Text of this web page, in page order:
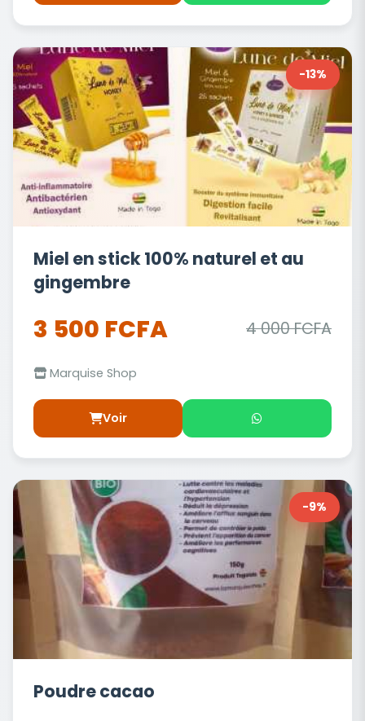
-13%
Miel en stick 100% naturel et au
gingembre
3 500 FCFA 4 000 FCFA
Marquise Shop
Voir
-9%
Poudre cacao